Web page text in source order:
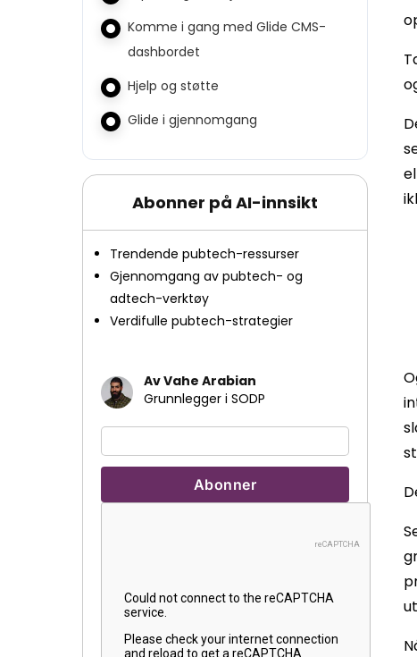
Komme i gang med Glide CMS-
dashbordet
Hjelp og støtte
Glide i gjennomgang
Abonner på AI-innsikt
Trendende pubtech-ressurser
Gjennomgang av pubtech- og
adtech-verktøy
Verdifulle pubtech-strategier
Av Vahe Arabian
Grunnlegger i SODP